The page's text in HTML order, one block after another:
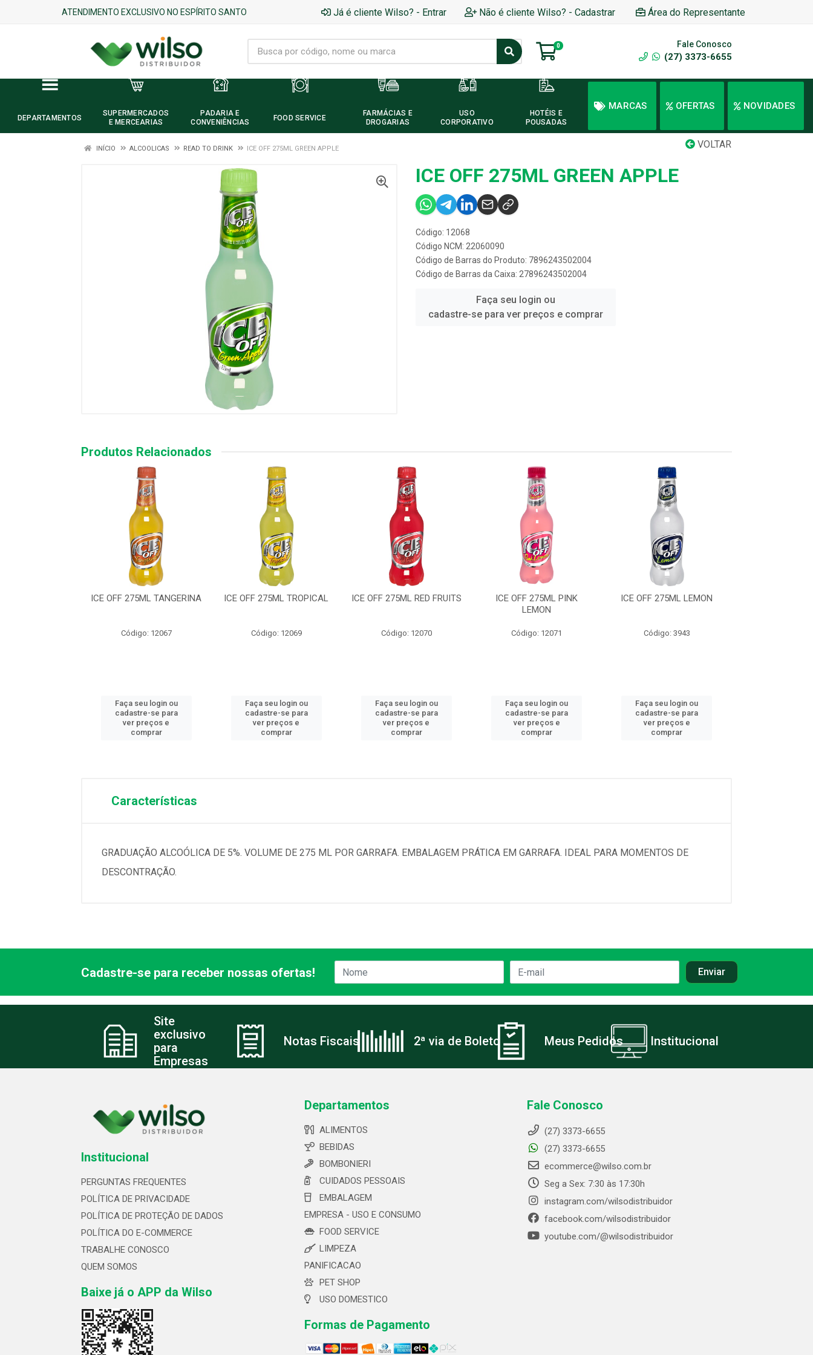
ATENDIMENTO EXCLUSIVO NO ESPÍRITO SANTO Já é cliente Wilso? - Entrar Não é cliente Wilso? - Cadastrar Área do Representante
0 Fale Conosco
(27) 3373-6655
DEPARTAMENTOS
SUPERMERCADOS
E MERCEARIAS
PADARIA E
CONVENIÊNCIAS
FOOD SERVICE
FARMÁCIAS E
DROGARIAS
USO
CORPORATIVO
HOTÉIS E
POUSADAS
MARCAS OFERTAS NOVIDADES
VOLTAR
INÍCIO ALCOOLICAS READ TO DRINK ICE OFF 275ML GREEN APPLE
ICE OFF 275ML GREEN APPLE
Código: 12068
Código NCM: 22060090
Código de Barras do Produto: 7896243502004
Código de Barras da Caixa: 27896243502004
Faça seu login ou
cadastre-se para ver preços e comprar
Produtos Relacionados
ICE OFF 275ML TANGERINA
Código: 12067
Faça seu login ou
cadastre-se para
ver preços e
comprar
ICE OFF 275ML TROPICAL
Código: 12069
Faça seu login ou
cadastre-se para
ver preços e
comprar
ICE OFF 275ML RED FRUITS
Código: 12070
Faça seu login ou
cadastre-se para
ver preços e
comprar
ICE OFF 275ML PINK
LEMON
Código: 12071
Faça seu login ou
cadastre-se para
ver preços e
comprar
ICE OFF 275ML LEMON
Código: 3943
Faça seu login ou
cadastre-se para
ver preços e
comprar
Características
GRADUAÇÃO ALCOÓLICA DE 5%. VOLUME DE 275 ML POR GARRAFA. EMBALAGEM PRÁTICA EM GARRAFA. IDEAL PARA MOMENTOS DE
DESCONTRAÇÃO.
Cadastre-se para receber nossas ofertas!
Site
exclusivo
para
Empresas
Notas Fiscais 2ª via de Boleto Meus Pedidos Institucional
Institucional
PERGUNTAS FREQUENTES
POLÍTICA DE PRIVACIDADE
POLÍTICA DE PROTEÇÃO DE DADOS
POLÍTICA DO E-COMMERCE
TRABALHE CONOSCO
QUEM SOMOS
Baixe já o APP da Wilso
Departamentos
ALIMENTOS
BEBIDAS
BOMBONIERI
CUIDADOS PESSOAIS
EMBALAGEM
EMPRESA - USO E CONSUMO
FOOD SERVICE
LIMPEZA
PANIFICACAO
PET SHOP
USO DOMESTICO
Formas de Pagamento
Fale Conosco
(27) 3373-6655
(27) 3373-6655
ecommerce@wilso.com.br
Seg a Sex: 7:30 às 17:30h
instagram.com/wilsodistribuidor
facebook.com/wilsodistribuidor
youtube.com/@wilsodistribuidor